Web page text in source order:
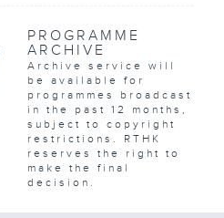
PROGRAMME
ARCHIVE
Archive service will
be available for
programmes broadcast
in the past 12 months,
subject to copyright
restrictions. RTHK
reserves the right to
make the final
decision.